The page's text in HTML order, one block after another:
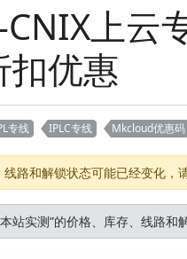
CNIX上
扣优惠
专线 IPLC专线 Mkcloud优惠码
路和解锁状态可能已经变化，
站实测”的价格、库存、线路和